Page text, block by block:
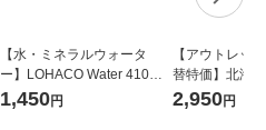
【水・ミネラルウォータ
ー】LOHACO Water 410ml
1箱（20本入）ラベルレス
（イチオシ） オリジナル
1,450円
【アウトレッ
替特価】北海
し 精白米 5kg
米 木徳神糧 オ
2,950円